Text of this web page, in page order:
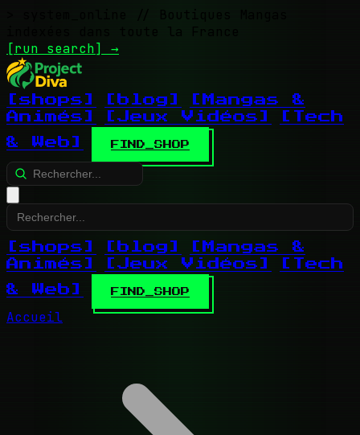
// Boutiques Mangas
indexées dans toute la France
[run search] →
[shops] [blog]
[Mangas &
Animés]
[Jeux Vidéos]
[Tech
& Web]
FIND_SHOP
[shops] [blog]
[Mangas &
Animés]
[Jeux Vidéos]
[Tech
& Web]
FIND_SHOP
Accueil